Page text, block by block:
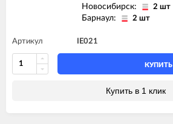
Новосибирск: 2 шт
Барнаул: 2 шт
Артикул IE021
КУПИТЬ
Купить в 1 клик